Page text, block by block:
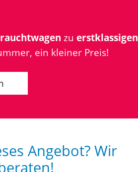
zu erstklassigen
ein kleiner Preis!
Angebot? Wir